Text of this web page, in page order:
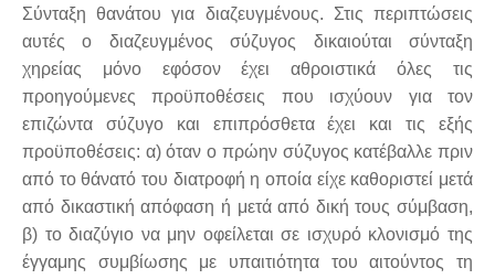
Σύνταξη θανάτου για διαζευγμένους. Στις περιπτώσεις
αυτές ο διαζευγμένος σύζυγος δικαιούται σύνταξη
χηρείας μόνο εφόσον έχει αθροιστικά όλες τις
προηγούμενες προϋποθέσεις που ισχύουν για τον
επιζώντα σύζυγο και επιπρόσθετα έχει και τις εξής
προϋποθέσεις: α) όταν ο πρώην σύζυγος κατέβαλλε πριν
από το θάνατό του διατροφή η οποία είχε καθοριστεί μετά
από δικαστική απόφαση ή μετά από δική τους σύμβαση,
β) το διαζύγιο να μην οφείλεται σε ισχυρό κλονισμό της
έγγαμης συμβίωσης με υπαιτιότητα του αιτούντος τη